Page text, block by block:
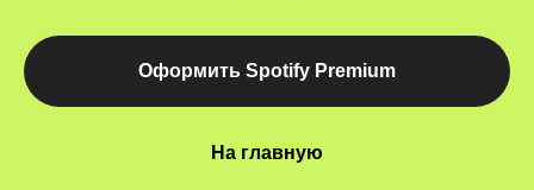
Оформить Spotify Premium
На главную